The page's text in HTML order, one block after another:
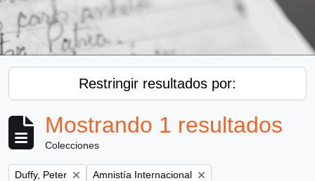
Restringir resultados por:
Mostrando 1 resultados
Colecciones
Remove filter:
Duffy, Peter Remove filter:
Amnistía Internacional